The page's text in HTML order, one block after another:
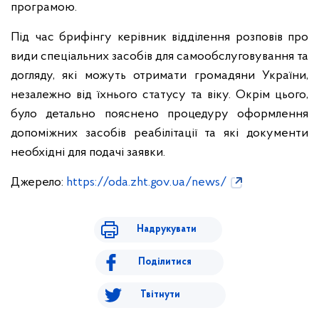
програмою.
Під час брифінгу керівник відділення розповів про
види спеціальних засобів для самообслуговування та
догляду, які можуть отримати громадяни України,
незалежно від їхнього статусу та віку. Окрім цього,
було детально пояснено процедуру оформлення
допоміжних засобів реабілітації та які документи
необхідні для подачі заявки.
Джерело: https://oda.zht.gov.ua/news/
Надрукувати
Поділитися
Твітнути